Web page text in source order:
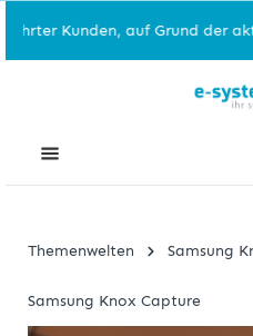
Kunden, auf Grund der
Themenwelten Samsung
Samsung Knox Capture